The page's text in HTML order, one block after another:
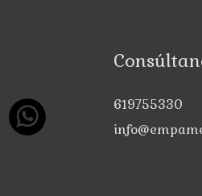
619755330